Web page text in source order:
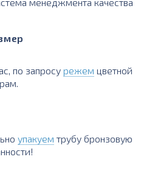
по запросу режем цветной
упакуем трубу бронзовую